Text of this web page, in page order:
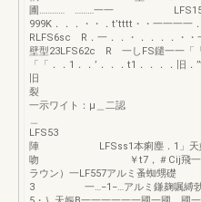
圃………… ………一一
999K．．．・・．t’tttt・・一一一
RLFS6sc R．一．．・．．．．・・
壁型23LFS62c R 一しFS鑓一一「「
「「．．1．．’．．．t1．．．．旧．
旧
裂 LFSS21
一示ワイト：μ＿二認
陣 LFSss1本痢塵．1」天娠
吻 ￥t7，＃Cij飛一一一
ラウン）一LF557アルミ蚤蜘
3 一…−1−…アルミ鎌